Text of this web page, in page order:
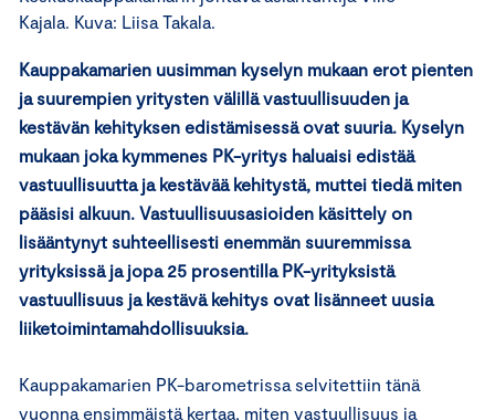
Kajala. Kuva: Liisa Takala.
Kauppakamarien uusimman kyselyn mukaan erot pienten
ja suurempien yritysten välillä vastuullisuuden ja
kestävän kehityksen edistämisessä ovat suuria. Kyselyn
mukaan joka kymmenes PK-yritys haluaisi edistää
vastuullisuutta ja kestävää kehitystä, muttei tiedä miten
pääsisi alkuun. Vastuullisuusasioiden käsittely on
lisääntynyt suhteellisesti enemmän suuremmissa
yrityksissä ja jopa 25 prosentilla PK-yrityksistä
vastuullisuus ja kestävä kehitys ovat lisänneet uusia
liiketoimintamahdollisuuksia.
Kauppakamarien PK-barometrissa selvitettiin tänä
vuonna ensimmäistä kertaa, miten vastuullisuus ja